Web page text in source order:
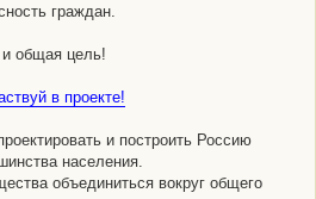
граждан.
и общая цель!
в проекте!
и построить Россию
населения.
объединиться вокруг общего